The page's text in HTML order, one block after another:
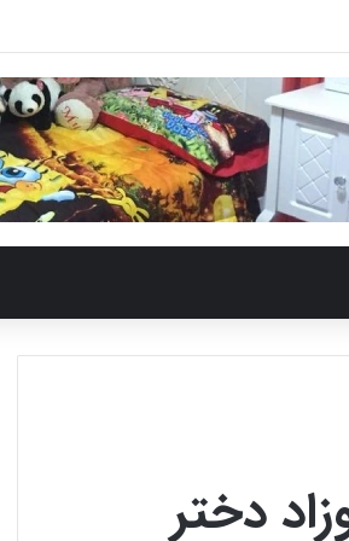
دختر